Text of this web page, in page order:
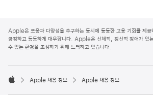
p
p
l
o
Apple은 포용과 다양성을 추구하는 동시에 동등한 고용 기회를 제공
공정하고 동등하게 대우합니다. Apple은 신체적, 정신적 장애가 있
수 있는 환경을 조성하기 위해 노력하고 있습니다.

Apple 채용 정보 Apple 채용 정보